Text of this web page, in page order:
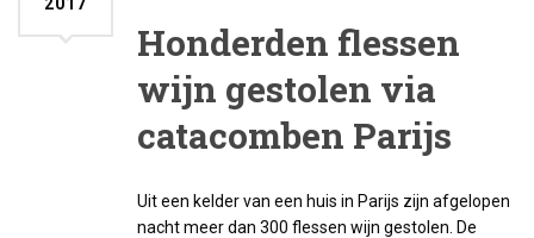
Honderden flessen
wijn gestolen via
catacomben Parijs
Uit een kelder van een huis in Parijs zijn afgelopen
nacht meer dan 300 flessen wijn gestolen. De